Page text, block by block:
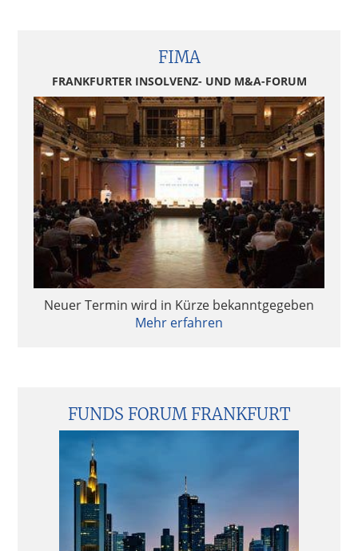
FIMA
FRANKFURTER INSOLVENZ- UND M&A-FORUM
Neuer Termin wird in Kürze bekanntgegeben
Mehr erfahren
FUNDS FORUM FRANKFURT